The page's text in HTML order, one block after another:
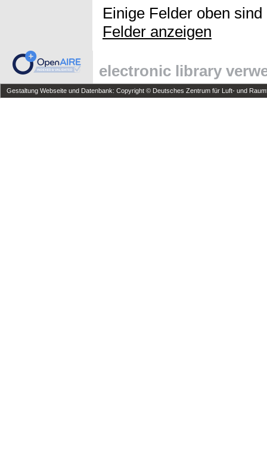
Einige Felder oben
Felder anzeigen
electronic library
Gestaltung Webseite und Datenbank: Copyright © Deutsches Zentrum für Luft- und